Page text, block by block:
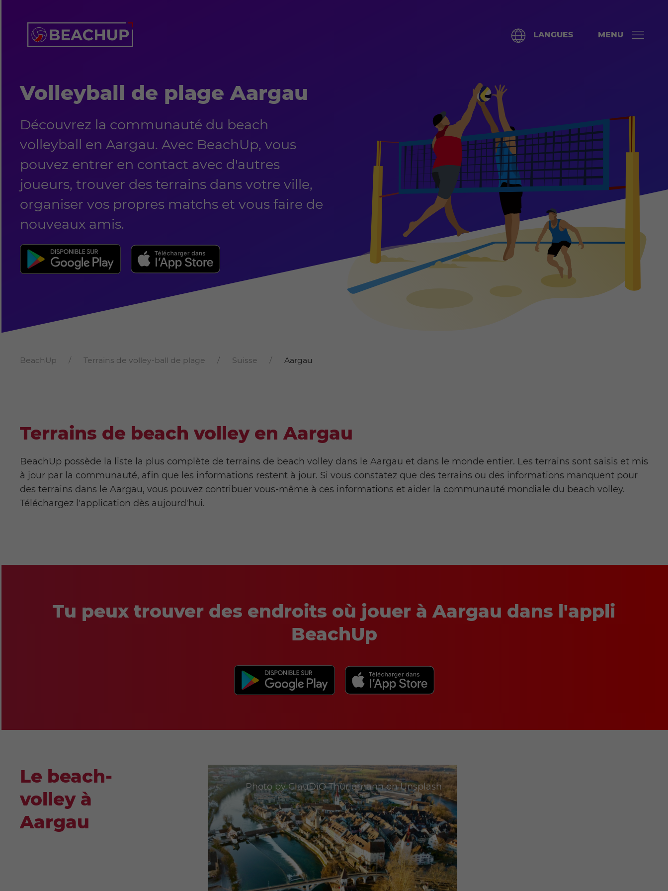
LANGUES MENU
Volleyball de plage Aargau
Découvrez la communauté du beach
volleyball en Aargau. Avec BeachUp, vous
pouvez entrer en contact avec d'autres
joueurs, trouver des terrains dans votre ville,
organiser vos propres matchs et vous faire de
nouveaux amis.
BeachUp Terrains de volley-ball de plage Suisse Aargau
Terrains de beach volley en Aargau
BeachUp possède la liste la plus complète de terrains de beach volley dans le Aargau et dans le monde entier. Les terrains sont saisis et mis
à jour par la communauté, afin que les informations restent à jour. Si vous constatez que des terrains ou des informations manquent pour
des terrains dans le Aargau, vous pouvez contribuer vous-même à ces informations et aider la communauté mondiale du beach volley.
Téléchargez l'application dès aujourd'hui.
Tu peux trouver des endroits où jouer à Aargau dans l'appli
BeachUp
Le beach-
volley à
Aargau
Photo byClauDiO ThürlemannonUnsplash